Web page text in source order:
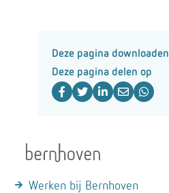
Deze pagina downloaden
Deze pagina delen op
Werken bij Bernhoven